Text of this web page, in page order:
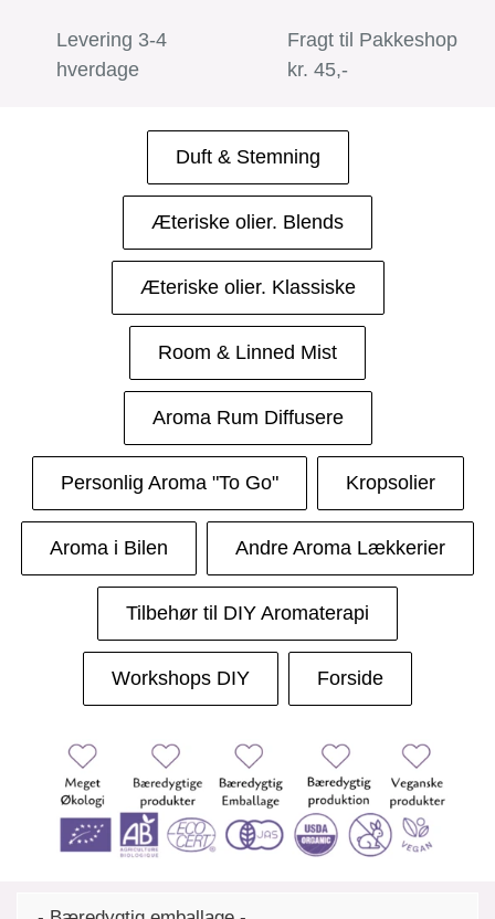
Levering 3-4
hverdage
Fragt til Pakkeshop
kr. 45,-
Duft & Stemning
Æteriske olier. Blends
Æteriske olier. Klassiske
Room & Linned Mist
Aroma Rum Diffusere
Personlig Aroma "To Go" Kropsolier
Aroma i Bilen Andre Aroma Lækkerier
Tilbehør til DIY Aromaterapi
Workshops DIY Forside